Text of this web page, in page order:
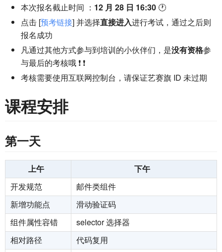
本次报名截止时间 ： 12 月 28 日 16:30 🕐
点击 [预考链接] 并选择直接进入进行考试，通过之后则
报名成功
凡通过其他方式参与到培训的小伙伴们，是没有资格参
与最后的考核哦 ❗ ❗
考核需要使用互联网控制台，请保证艺赛旗 ID 未过期
课程安排
第一天
上午
下午
开发规范
邮件类组件
新增功能点
滑动验证码
组件属性容错
selector 选择器
相对路径
代码复用